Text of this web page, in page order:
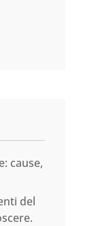
cause,
del